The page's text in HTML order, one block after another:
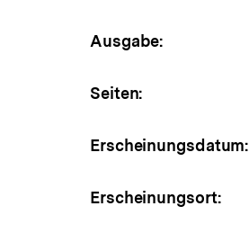
Ausgabe:
Seiten:
Erscheinungsdatum:
Erscheinungsort: